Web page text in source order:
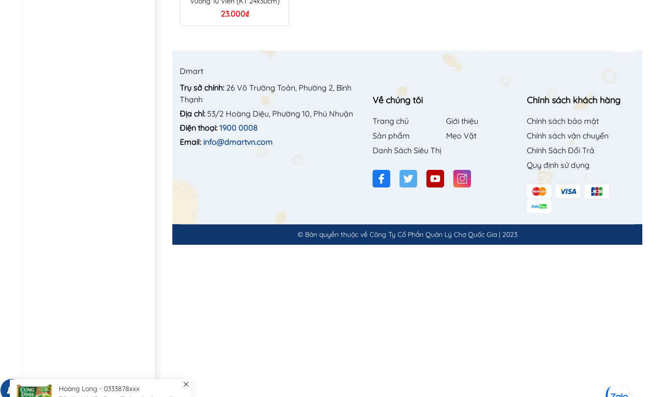
23.000₫
Dmart
Trụ sở chính: 26 Võ Trường Toản, Phường 2, Bình
Thạnh
Địa chỉ: 53/2 Hoàng Diệu, Phường 10, Phú Nhuận
Điện thoại: 1900 0008
Email: info@dmartvn.com
Về chúng tôi
Trang chủ
Giới thiệu
Sản phẩm
Mẹo Vặt
Danh Sách Siêu Thị
Chính sách khách hàng
Chính sách bảo mật
Chính sách vận chuyển
Chính Sách Đổi Trả
Quy định sử dụng
© Bản quyền thuộc về Công Ty Cổ Phần Quản Lý Chợ Quốc Gia | 2023
Hoàng Long - 0333878xxx